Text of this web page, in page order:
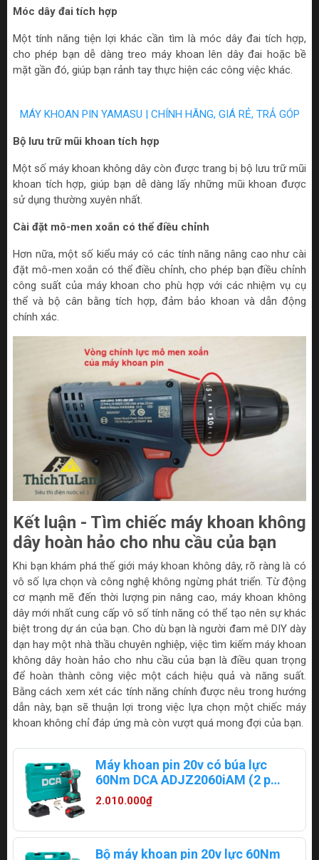
Móc dây đai tích hợp
Một tính năng tiện lợi khác cần tìm là móc dây đai tích hợp,
cho phép bạn dễ dàng treo máy khoan lên dây đai hoặc bề
mặt gần đó, giúp bạn rảnh tay thực hiện các công việc khác.
MÁY KHOAN PIN YAMASU | CHÍNH HÃNG, GIÁ RẺ, TRẢ GÓP
Bộ lưu trữ mũi khoan tích hợp
Một số máy khoan không dây còn được trang bị bộ lưu trữ mũi
khoan tích hợp, giúp bạn dễ dàng lấy những mũi khoan được
sử dụng thường xuyên nhất.
Cài đặt mô-men xoắn có thể điều chỉnh
Hơn nữa, một số kiểu máy có các tính năng nâng cao như cài
đặt mô-men xoắn có thể điều chỉnh, cho phép bạn điều chỉnh
công suất của máy khoan cho phù hợp với các nhiệm vụ cụ
thể và bộ cân bằng tích hợp, đảm bảo khoan và dẫn động
chính xác.
Kết luận - Tìm chiếc máy khoan không
dây hoàn hảo cho nhu cầu của bạn
Khi bạn khám phá thế giới máy khoan không dây, rõ ràng là có
vô số lựa chọn và công nghệ không ngừng phát triển. Từ động
cơ mạnh mẽ đến thời lượng pin nâng cao, máy khoan không
dây mới nhất cung cấp vô số tính năng có thể tạo nên sự khác
biệt trong dự án của bạn. Cho dù bạn là người đam mê DIY dày
dạn hay một nhà thầu chuyên nghiệp, việc tìm kiếm máy khoan
không dây hoàn hảo cho nhu cầu của bạn là điều quan trọng
để hoàn thành công việc một cách hiệu quả và năng suất.
Bằng cách xem xét các tính năng chính được nêu trong hướng
dẫn này, bạn sẽ thuận lợi trong việc lựa chọn một chiếc máy
khoan không chỉ đáp ứng mà còn vượt quá mong đợi của bạn.
Máy khoan pin 20v có búa lực
60Nm DCA ADJZ2060iAM (2 pin
2ampe)
2.010.000₫
Bộ máy khoan pin 20v lực 60Nm